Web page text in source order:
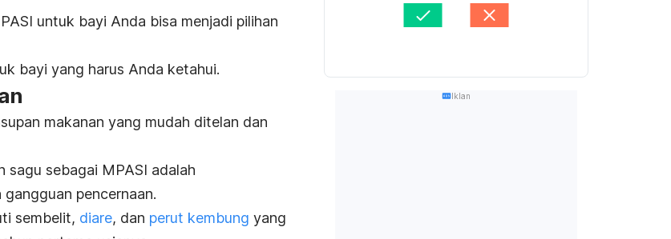
untuk bayi Anda bisa menjadi pilihan
bayi yang harus Anda ketahui.
makanan yang mudah ditelan dan
sagu sebagai MPASI adalah
pencernaan.
sembelit, diare, dan perut kembung yang
Iklan